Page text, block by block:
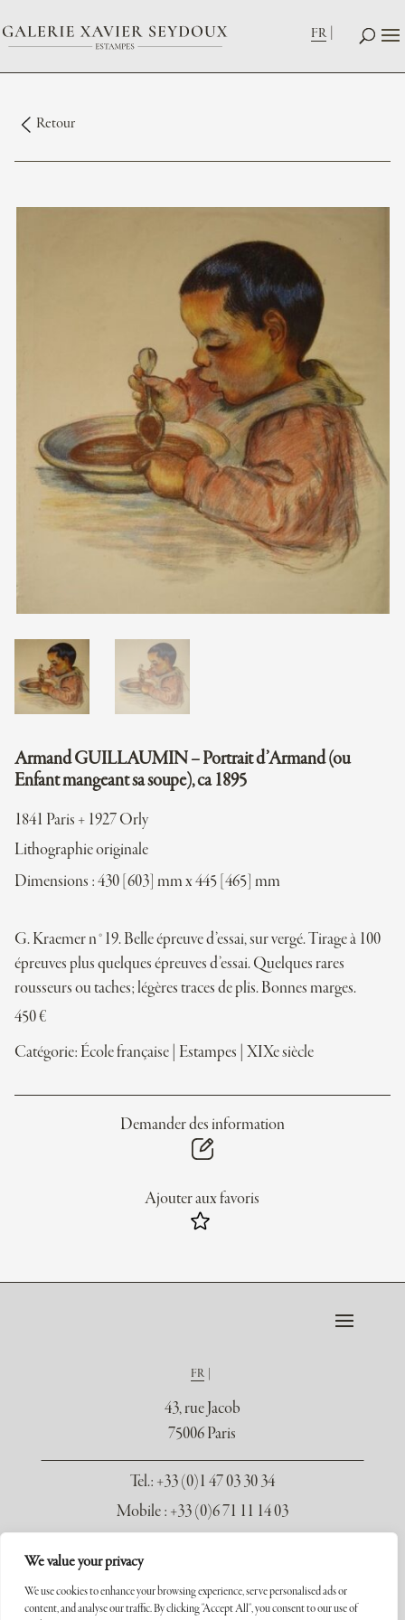
We value your privacy
We use cookies to enhance your browsing experience, serve personalised ads or
content, and analyse our traffic. By clicking "Accept All", you consent to our use of
FR
Retour
Armand GUILLAUMIN – Portrait d’Armand (ou
Enfant mangeant sa soupe), ca 1895
1841 Paris + 1927 Orly
Lithographie originale
Dimensions : 430 [603] mm x 445 [465] mm
G. Kraemer n°19. Belle épreuve d’essai, sur vergé. Tirage à 100
épreuves plus quelques épreuves d’essai. Quelques rares
rousseurs ou taches; légères traces de plis. Bonnes marges.
450€
Catégorie: École française Estampes XIXe siècle
Demander des information
Ajouter aux favoris
FR
43, rue Jacob
75006 Paris
Tel.: +33 (0)1 47 03 30 34
Mobile : +33 (0)6 71 11 14 03